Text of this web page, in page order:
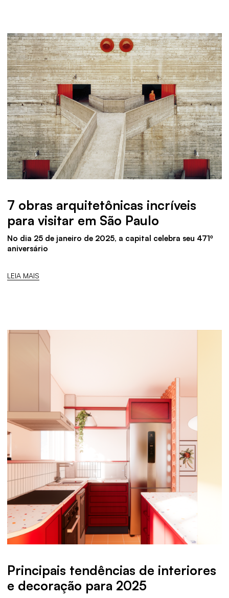
7 obras arquitetônicas incríveis
para visitar em São Paulo
No dia 25 de janeiro de 2025, a capital celebra seu 471º
aniversário
LEIA MAIS
Principais tendências de interiores
e decoração para 2025